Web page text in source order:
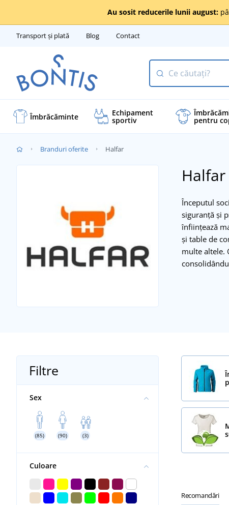
Au sosit reducerile lunii august:
Transport și plată Blog Contact
Îmbrăcăminte Echipament
sportiv pentru
Branduri oferite Halfar
Halfar
Începutul
siguranță și
înființează
și table de
multe altele.
Filtre
Sex
(85) (90) (3)
Culoare
Recomandări